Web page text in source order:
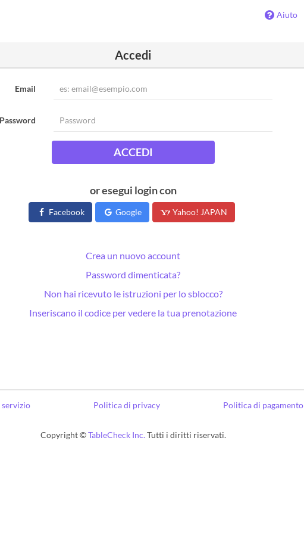
Aiuto
Accedi
Email
Password
ACCEDI
or esegui login con
Facebook Google Yahoo! JAPAN
Crea un nuovo account
Password dimenticata?
Non hai ricevuto le istruzioni per lo sblocco?
Inseriscano il codice per vedere la tua prenotazione
Politica di privacy Politica di pagamento
Copyright ©TableCheck Inc.Tutti i diritti riservati.